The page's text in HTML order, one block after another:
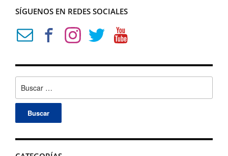
SÍGUENOS EN REDES SOCIALES